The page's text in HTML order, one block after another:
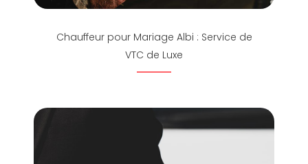
Chauffeur pour Mariage Albi : Service de
VTC de Luxe